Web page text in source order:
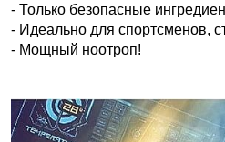
- Только безопасные
- Идеально для спортсменов,
- Мощный ноотроп!